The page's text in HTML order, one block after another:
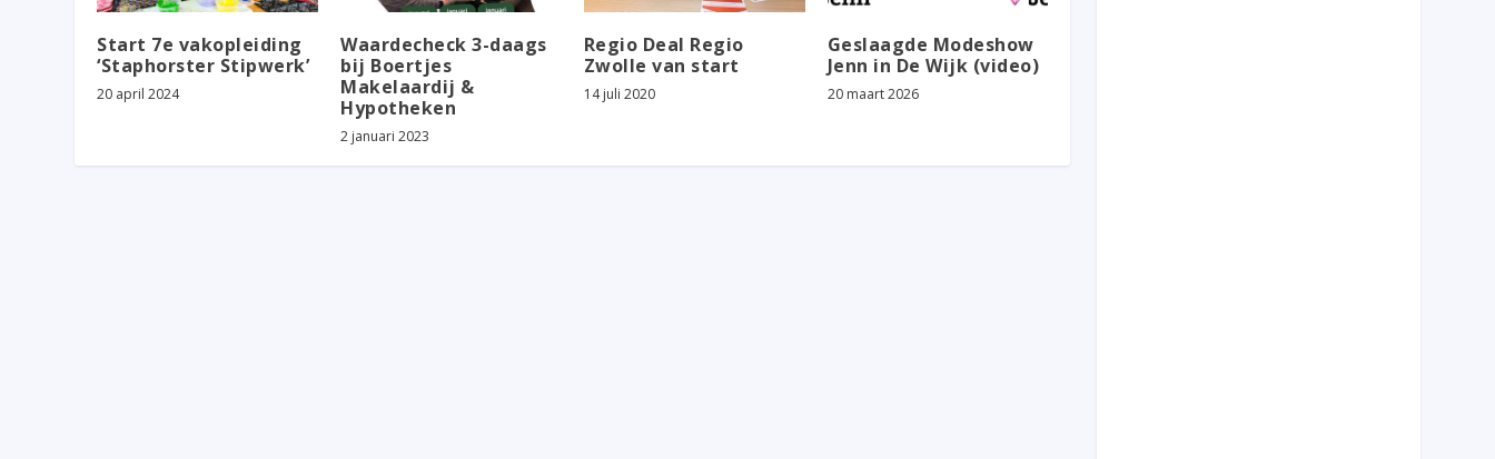
Start 7e vakopleiding
‘Staphorster Stipwerk’
20 april 2024
Waardecheck 3-daags
bij Boertjes
Makelaardij &
Hypotheken
2 januari 2023
Regio Deal Regio
Zwolle van start
14 juli 2020
Geslaagde Modeshow
Jenn in De Wijk (video)
20 maart 2026